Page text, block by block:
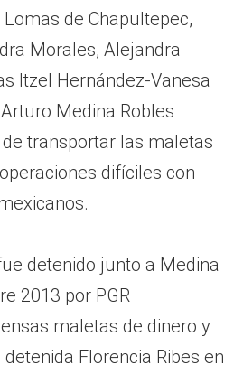
de Chapultepec,
Morales, Alejandra
Itzel Hernández-Vanesa
Medina Robles
transportar las maletas
difíciles con
detenido junto a Medina
2013 por PGR
maletas de dinero y
Florencia Ribes en